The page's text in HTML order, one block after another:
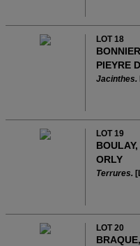
LOT 18
PIEYRE
Jacinthes.
LOT 19
ORLY
Terrures.
LOT 20